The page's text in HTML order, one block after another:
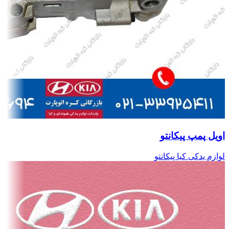
اویل پمپ پیکانتو
لوازم یدکی کیا پیکانتو